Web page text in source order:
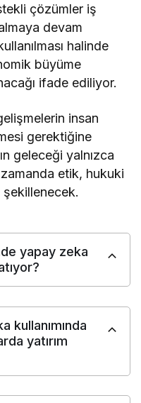
çözümler iş
devam
halinde
büyüme
ifade ediliyor.
insan
gerektiğine
geleceği yalnızca
etik, hukuki
yapay zeka
kullanımında
yatırım